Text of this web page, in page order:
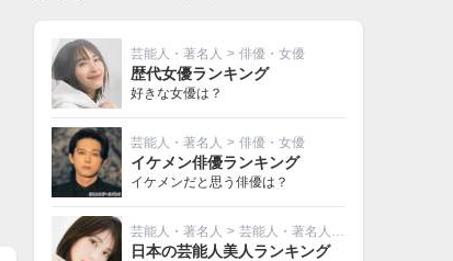
芸能人・著名人 > 俳優・女優
歴代女優ランキング
好きな女優は？
芸能人・著名人 > 俳優・女優
イケメン俳優ランキング
イケメンだと思う俳優は？
芸能人・著名人 > 芸能人・著名人その他
日本の芸能人美人ランキング